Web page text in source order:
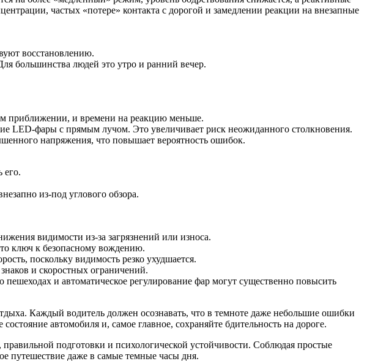
частых «потере» контакта с дорогой и замедлении реакции на внезапные
восстановлению.
большинства людей это утро и ранний вечер.
приближении, и времени на реакцию меньше.
LED‑фары с прямым лучом. Это увеличивает риск неожиданного столкновения.
напряжения, что повышает вероятность ошибок.
его.
из-под углового обзора.
видимости из-за загрязнений или износа.
ключ к безопасному вождению.
поскольку видимость резко ухудшается.
и скоростных ограничений.
и автоматическое регулирование фар могут существенно повысить
Каждый водитель должен осознавать, что в темноте даже небольшие ошибки
автомобиля и, самое главное, сохраняйте бдительность на дороге.
подготовки и психологической устойчивости. Соблюдая простые
путешествие даже в самые темные часы дня.